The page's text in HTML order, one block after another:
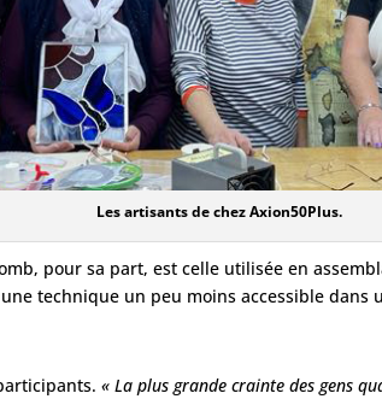
Les artisants de chez Axion50Plus.
pour sa part, est celle utilisée en
technique un peu moins accessible dans
« La plus grande crainte des gens